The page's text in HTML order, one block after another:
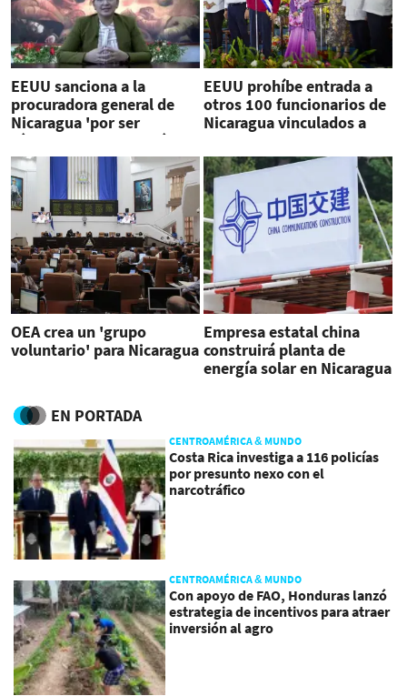
EEUU sanciona a la
procuradora general de
Nicaragua 'por ser
cómplice de la opresión'
EEUU prohíbe entrada a
otros 100 funcionarios de
Nicaragua vinculados a
OEA crea un 'grupo
voluntario' para Nicaragua
Empresa estatal china
construirá planta de
energía solar en Nicaragua
EN PORTADA
CENTROAMÉRICA & MUNDO
Costa Rica investiga a 116 policías
por presunto nexo con el
narcotráfico
CENTROAMÉRICA & MUNDO
Con apoyo de FAO, Honduras lanzó
estrategia de incentivos para atraer
inversión al agro